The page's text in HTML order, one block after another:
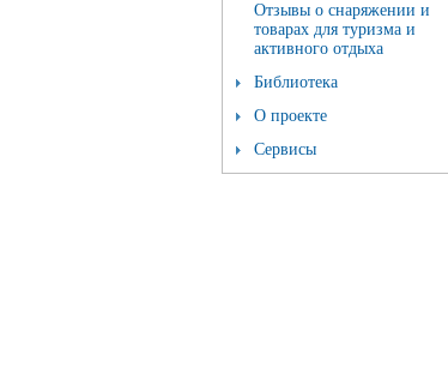
Отзывы о снаряжении и
товарах для туризма и
активного отдыха
Библиотека
О проекте
Сервисы